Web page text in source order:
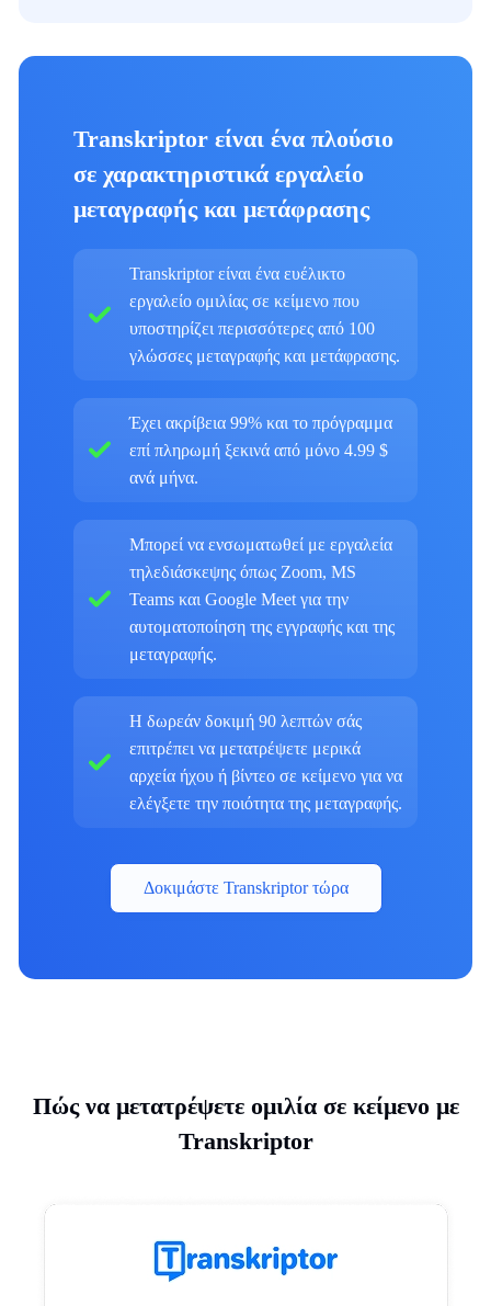
Transkriptor είναι ένα πλούσιο
σε χαρακτηριστικά εργαλείο
μεταγραφής και μετάφρασης
Transkriptor είναι ένα ευέλικτο
εργαλείο ομιλίας σε κείμενο που
υποστηρίζει περισσότερες από 100
γλώσσες μεταγραφής και μετάφρασης.
Έχει ακρίβεια 99% και το πρόγραμμα
επί πληρωμή ξεκινά από μόνο 4.99 $
ανά μήνα.
Μπορεί να ενσωματωθεί με εργαλεία
τηλεδιάσκεψης όπως Zoom, MS
Teams και Google Meet για την
αυτοματοποίηση της εγγραφής και της
μεταγραφής.
Η δωρεάν δοκιμή 90 λεπτών σάς
επιτρέπει να μετατρέψετε μερικά
αρχεία ήχου ή βίντεο σε κείμενο για να
ελέγξετε την ποιότητα της μεταγραφής.
Δοκιμάστε Transkriptor τώρα
Πώς να μετατρέψετε ομιλία σε κείμενο με
Transkriptor